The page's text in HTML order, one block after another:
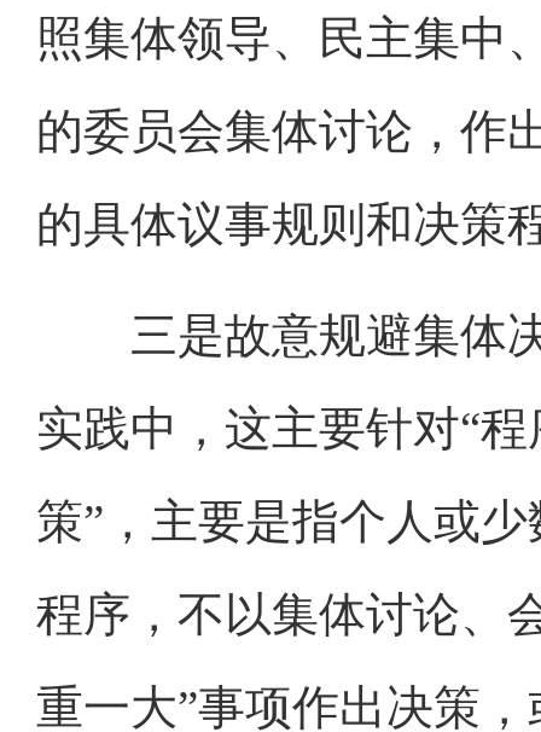
照集体领导、民主集中
的委员会集体讨论，作
的具体议事规则和决策
三是故意规避集体决
实践中，这主要针对“
策”，主要是指个人或
程序，不以集体讨论、
重一大”事项作出决策